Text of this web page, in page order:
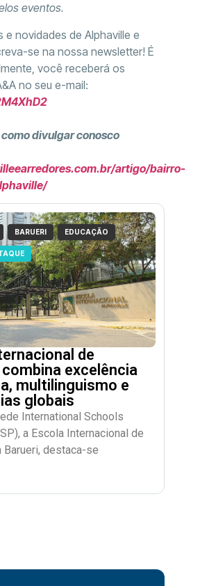
eventos.
e novidades de Alphaville e
se na nossa newsletter! É
você receberá os
no seu e-mail:
divulgar conosco
artigo/bairro-
BARUERI EDUCAÇÃO
de
excelência
multilinguismo e
globais
International Schools
a Escola Internacional de
Barueri, destaca-se